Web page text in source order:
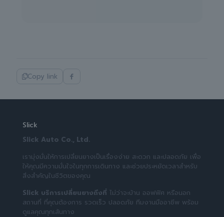
Copy link
Slick
Slick Auto Co., Ltd.
เรามุ่งมั่นให้การเปลี่ยนยางเป็นเรื่องง่าย สะดวก และปลอดภัย เพื่อ
ให้คุณมีความมั่นใจในทุกการเดินทาง และช่วยประหยัดเวลาสำหรับ
สิ่งสำคัญในชีวิตของคุณ
Slick บริการเปลี่ยนยางถึงที่ ไม่ว่าจะบ้าน ออฟฟิศ หรือนอก
สถานที่ ที่คุณต้องการ รวดเร็ว ปลอดภัย ทีมงานมืออาชีพ พร้อม
ดูแลคุณทุกเส้นทาง